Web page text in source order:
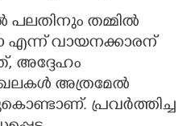
പലതിനും തമ്മിൽ
എന്ന് വായനക്കാരന്
അദ്ദേഹം
അത്രമേൽ
പ്രവർത്തിച്ച